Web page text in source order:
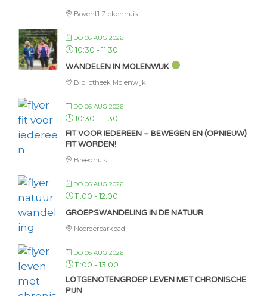
BovenIJ Ziekenhuis
DO 06 AUG 2026
10:30 -11:30
WANDELEN IN MOLENWIJK
Bibliotheek Molenwijk
DO 06 AUG 2026
10:30 -11:30
FIT VOOR IEDEREEN – BEWEGEN EN (OPNIEUW)
FIT WORDEN!
Breedhuis
DO 06 AUG 2026
11:00 -12:00
GROEPSWANDELING IN DE NATUUR
Noorderparkbad
DO 06 AUG 2026
11:00 -13:00
LOTGENOTENGROEP LEVEN MET CHRONISCHE
PIJN